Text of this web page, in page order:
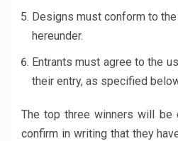
Designs must conform to
hereunder.
Entrants must agree to the
their entry, as specified
The top three winners will be
confirm in writing that they